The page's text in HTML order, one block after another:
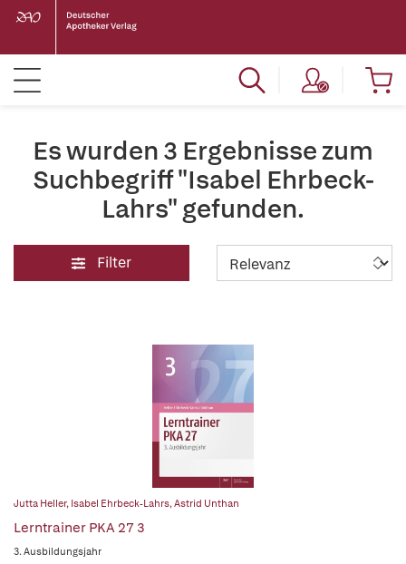
Es wurden 3 Ergebnisse zum
Suchbegriff "Isabel Ehrbeck-
Lahrs" gefunden.
Filter
Jutta Heller, Isabel Ehrbeck-Lahrs,Astrid Unthan
Lerntrainer PKA 27 3
3. Ausbildungsjahr